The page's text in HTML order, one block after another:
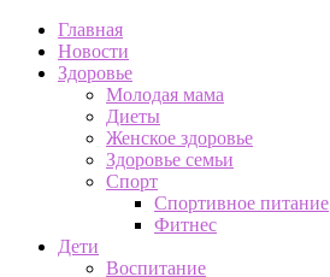
Главная
Новости
Здоровье
Молодая мама
Диеты
Женское здоровье
Здоровье семьи
Спорт
Спортивное питание
Фитнес
Дети
Воспитание